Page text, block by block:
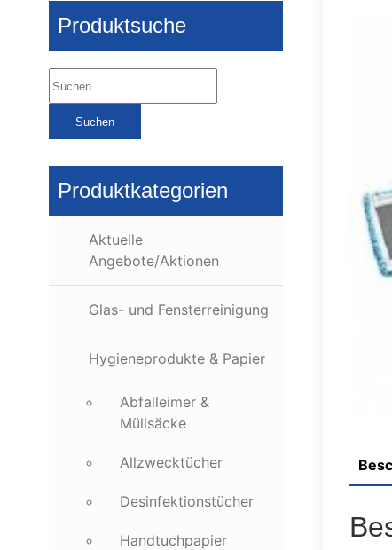
Produktsuche
Suchen
nach:
Produktkategorien
Aktuelle
Angebote/Aktionen
Glas- und Fensterreinigung
Hygieneprodukte & Papier
Abfalleimer &
Müllsäcke
Allzwecktücher
Desinfektionstücher
Handtuchpapier